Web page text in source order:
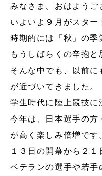
みなさま、おはようご
いよいよ９月がスター
時期的には「秋」の
もうしばらくの辛抱と
そんな中でも、以前
が近づいてきました。
学生時代に陸上競技に
今年は、日本選手の
が高く楽しみ倍増です
１３日の開幕から２
ベテランの選手や若手